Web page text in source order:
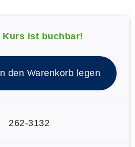
Kurs ist buchbar!
den Warenkorb legen
262-3132